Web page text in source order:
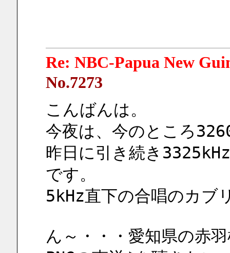
Re: NBC-Papua New
No.7273
こんばんは。
今夜は、今のところ
昨日に引き続き
です。
5kHz直下の合唱のカブ
ん～・・・愛知県の赤